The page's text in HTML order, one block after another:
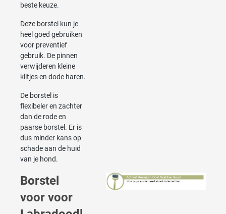
beste keuze.
Deze borstel kun je
heel goed gebruiken
voor preventief
gebruik. De pinnen
verwijderen kleine
klitjes en dode haren.
De borstel is
flexibeler en zachter
dan de rode en
paarse borstel. Er is
dus minder kans op
schade aan de huid
van je hond.
Borstel
voor voor